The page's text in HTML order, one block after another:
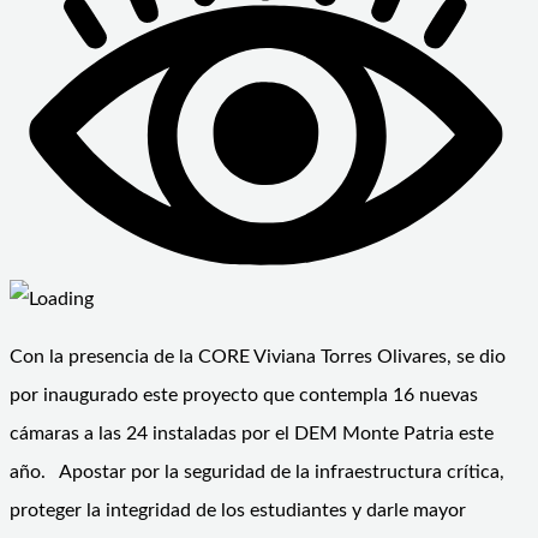
Con la presencia de la CORE Viviana Torres Olivares, se dio
por inaugurado este proyecto que contempla 16 nuevas
cámaras a las 24 instaladas por el DEM Monte Patria este
año. Apostar por la seguridad de la infraestructura crítica,
proteger la integridad de los estudiantes y darle mayor